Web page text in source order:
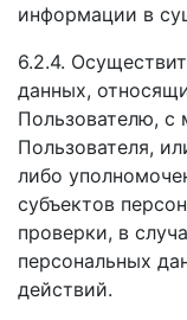
информации в
6.2.4.
данных,
Пользователю, с
Пользователя,
либо
субъектов
проверки, в
персональных
действий.